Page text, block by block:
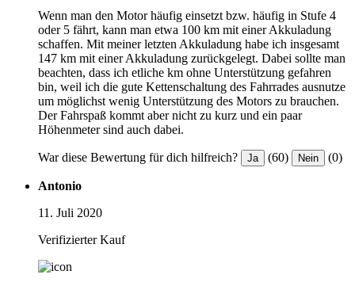
Wenn man den Motor häufig einsetzt bzw. häufig in Stufe 4
oder 5 fährt, kann man etwa 100 km mit einer Akkuladung
schaffen. Mit meiner letzten Akkuladung habe ich insgesamt
147 km mit einer Akkuladung zurückgelegt. Dabei sollte man
beachten, dass ich etliche km ohne Unterstützung gefahren
bin, weil ich die gute Kettenschaltung des Fahrrades ausnutze
um möglichst wenig Unterstützung des Motors zu brauchen.
Der Fahrspaß kommt aber nicht zu kurz und ein paar
Höhenmeter sind auch dabei.
War diese Bewertung für dich hilfreich? Ja (60) Nein (0)
Antonio
11. Juli 2020
Verifizierter Kauf